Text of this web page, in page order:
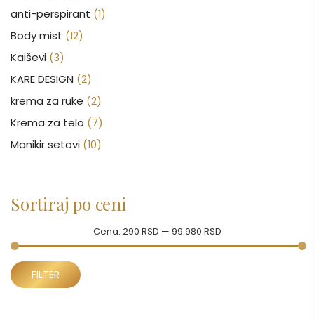
anti-perspirant (1)
Body mist (12)
Kaiševi (3)
KARE DESIGN (2)
krema za ruke (2)
Krema za telo (7)
Manikir setovi (10)
Srebrni nakit (78)
Nega tela (93)
Sortiraj po ceni
FILTER
Cena: 290 RSD — 99.980 RSD